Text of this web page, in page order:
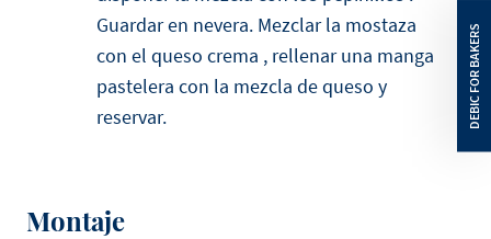
Guardar en nevera. Mezclar la mostaza
con el queso crema , rellenar una manga
pastelera con la mezcla de queso y
reservar.
Montaje